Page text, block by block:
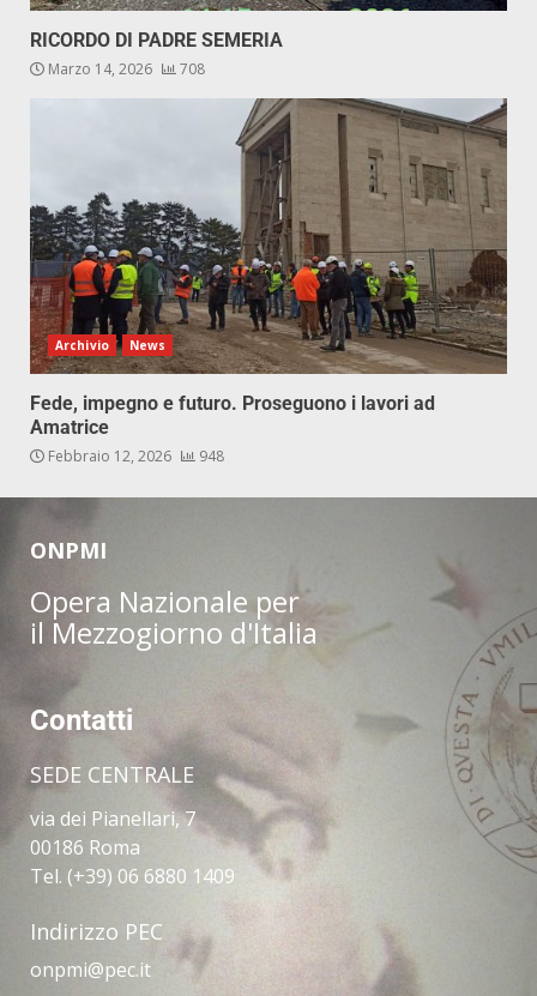
RICORDO DI PADRE SEMERIA
Marzo 14, 2026 708
Archivio News
Fede, impegno e futuro. Proseguono i lavori ad
Amatrice
Febbraio 12, 2026 948
ONPMI
Opera Nazionale per
il Mezzogiorno d'Italia
Contatti
SEDE CENTRALE
via dei Pianellari, 7
00186 Roma
Tel. (+39) 06 6880 1409
Indirizzo PEC
onpmi@pec.it